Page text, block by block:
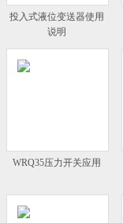
投入式液位变送器使用
说明
WRQ35压力开关应用